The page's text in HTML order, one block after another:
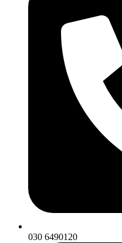
030 6490120